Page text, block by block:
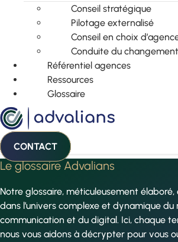
Conseil stratégique
Pilotage externalisé
Conseil en choix
Conduite du changement
Référentiel agences
Ressources
Glossaire
CONTACT
Le glossaire Advalians
Notre glossaire, méticuleusement
dans l’univers complexe et dynamique
communication et du digital. Ici, chaque
nous vous aidons à décrypter pour vous